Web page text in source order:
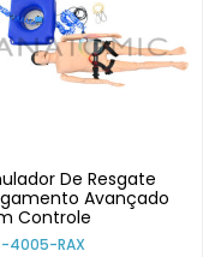
De Resgate
Avançado
Controle
4005-RAX